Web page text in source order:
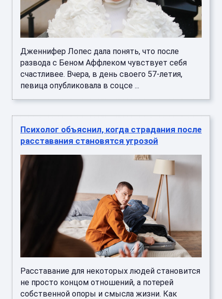
Дженнифер Лопес дала понять, что после
развода с Беном Аффлеком чувствует себя
счастливее. Вчера, в день своего 57-летия,
певица опубликовала в соцсе ...
Психолог объяснил, когда страдания после
расставания становятся угрозой
Расставание для некоторых людей становится
не просто концом отношений, а потерей
собственной опоры и смысла жизни. Как